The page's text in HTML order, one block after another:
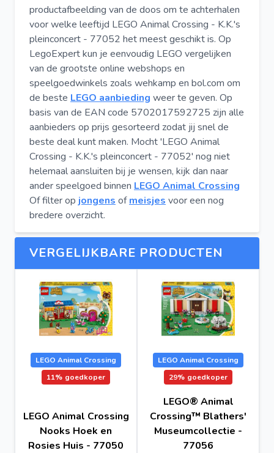
productafbeelding van de doos om te achterhalen
voor welke leeftijd LEGO Animal Crossing - K.K.'s
pleinconcert - 77052 het meest geschikt is. Op
LegoExpert kun je eenvoudig LEGO vergelijken
van de grootste online webshops en
speelgoedwinkels zoals wehkamp en bol.com om
de beste LEGO aanbieding weer te geven. Op
basis van de EAN code 5702017592725 zijn alle
aanbieders op prijs gesorteerd zodat jij snel de
beste deal kunt maken. Mocht 'LEGO Animal
Crossing - K.K.'s pleinconcert - 77052' nog niet
helemaal aansluiten bij je wensen, kijk dan naar
ander speelgoed binnen LEGO Animal Crossing
Of filter op jongens ofmeisjes voor een nog
bredere overzicht.
VERGELIJKBARE PRODUCTEN
LEGO Animal Crossing
11% goedkoper
LEGO Animal Crossing
Nooks Hoek en
Rosies Huis - 77050
LEGO Animal Crossing
29% goedkoper
LEGO® Animal
Crossing™ Blathers'
Museumcollectie -
77056